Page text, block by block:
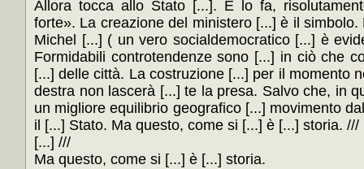
Allora tocca allo Stato [...]. E lo fa,
forte». La creazione del ministero [...] è il
Michel [...] ( un vero socialdemocratico [...] è
Formidabili controtendenze sono [...] in ciò che
[...] delle città. La costruzione [...] per il momento
destra non lascerà [...] te la presa. Salvo che, in
un migliore equilibrio geografico [...] movimento
il [...] Stato. Ma questo, come si [...] è [...] storia. ///
[...] ///
Ma questo, come si [...] è [...] storia.